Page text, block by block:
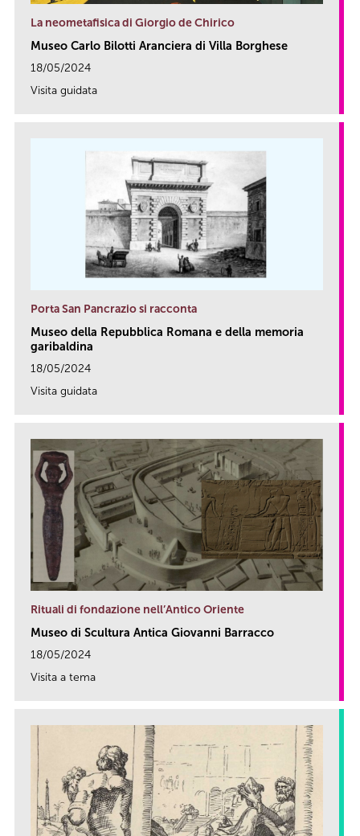
La neometafisica di Giorgio de Chirico
Museo Carlo Bilotti Aranciera di Villa Borghese
18/05/2024
Visita guidata
Porta San Pancrazio si racconta
Museo della Repubblica Romana e della memoria
garibaldina
18/05/2024
Visita guidata
Rituali di fondazione nell’Antico Oriente
Museo di Scultura Antica Giovanni Barracco
18/05/2024
Visita a tema